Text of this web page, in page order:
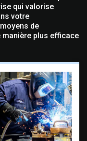
qui valorise
votre
de
plus efficace